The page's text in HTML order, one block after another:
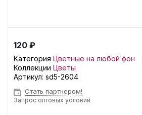
120 ₽
Категория Цветные на любой фон
Коллекции Цветы
Артикул: sd5-2604
Стать партнером!
Запрос оптовых условий